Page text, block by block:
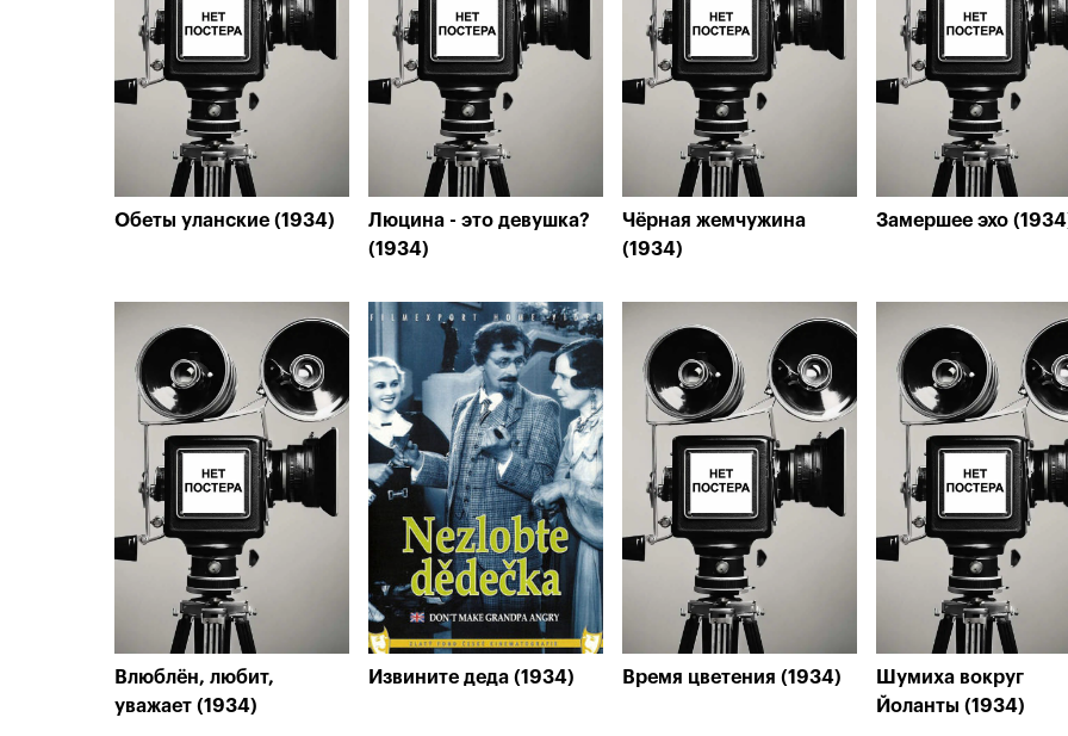
Обеты уланские (1934)
Люцина - это девушка?
(1934)
Чёрная жемчужина
(1934)
Замершее эхо
Влюблён, любит,
уважает (1934)
Извините деда (1934) Время цветения (1934)
Шумиха вокруг
Йоланты (1934)